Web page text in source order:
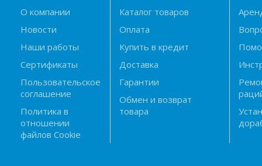
О компании
Новости
Наши работы
Сертификаты
Пользовательское
соглашение
Политика в
отношении
файлов Cookie
Каталог товаров
Оплата
Купить в кредит
Доставка
Гарантии
Обмен и возврат
товара